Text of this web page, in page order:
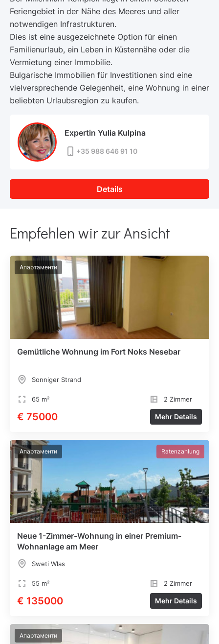
Feriengebiet in der Nähe des Meeres und aller
notwendigen Infrastrukturen.
Dies ist eine ausgezeichnete Option für einen
Familienurlaub, ein Leben in Küstennähe oder die
Vermietung einer Immobilie.
Bulgarische Immobilien für Investitionen sind eine
vielversprechende Gelegenheit, eine Wohnung in einer
beliebten Urlaubsregion zu kaufen.
Expertin Yulia Kulpina
+35 988 646 91 10
Details
Empfehlen wir zur Ansicht
Апартаменти
Gemütliche Wohnung im Fort Noks Nesebar
Sonniger Strand
65 m² 2 Zimmer
€ 75000 Mehr Details
Апартаменти Ratenzahlung
Neue 1-Zimmer-Wohnung in einer Premium-
Wohnanlage am Meer
Sweti Wlas
55 m² 2 Zimmer
€ 135000 Mehr Details
Апартаменти